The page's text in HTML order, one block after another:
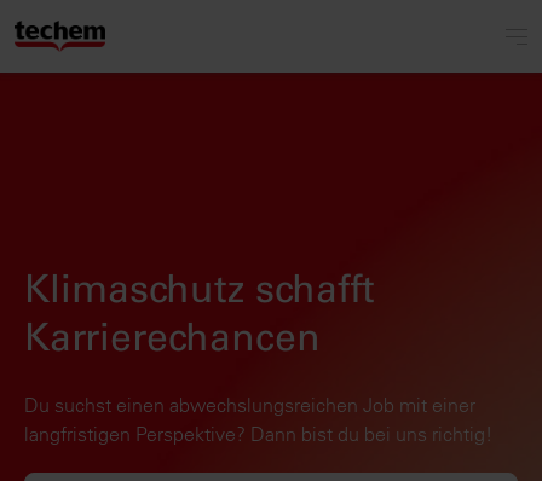
Klimaschutz schafft
Karrierechancen
Du suchst einen abwechslungsreichen Job mit einer
langfristigen Perspektive? Dann bist du bei uns richtig!